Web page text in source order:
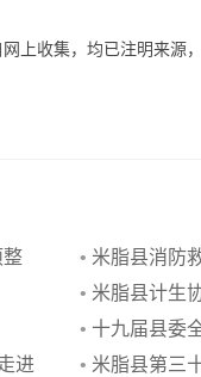
上收集，均已注明来源
整
• 米脂县消防
• 米脂县计生
• 十九届县委
进
• 米脂县第三